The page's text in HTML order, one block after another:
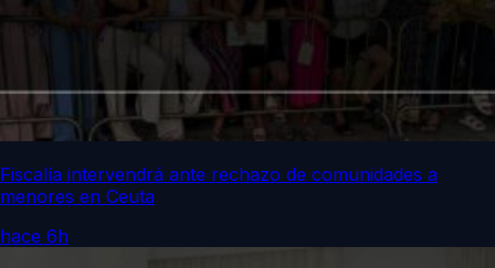
Fiscalía intervendrá ante rechazo de comunidades a
menores en Ceuta
hace 6h